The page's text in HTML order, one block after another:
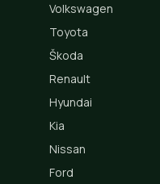
Volkswagen
Toyota
Škoda
Renault
Hyundai
Kia
Nissan
Ford